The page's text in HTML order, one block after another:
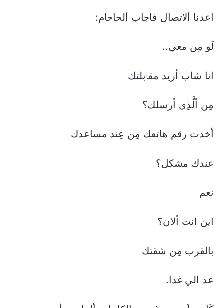
اعدنا ألاتصال فاجاب ألحاخام:
لَو مِن معي..
انا شاب أريد مقابلتك
مِن ألَّذِى أرسلك؟
أخذت رقم هاتفك مِن عِند مساعدك
عندك مشكل؟
نعم
اين انت ألان؟
بالقرب مِن شقتك
عد الي غدا.